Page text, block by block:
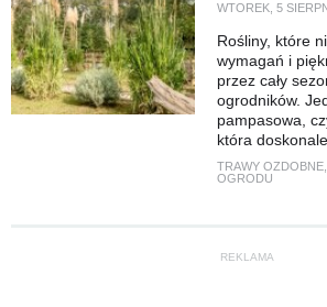
WTOREK, 5
Rośliny, które
wymagań i
przez cały
ogrodników.
pampasowa,
która
TRAWY OZDOBNE,
OGRODU
REKLAMA